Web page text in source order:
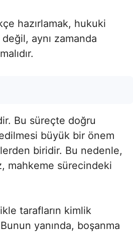
hazırlamak, hukuki
aynı zamanda
Bu süreçte doğru
büyük bir önem
biridir. Bu nedenle,
mahkeme sürecindeki
tarafların kimlik
yanında, boşanma